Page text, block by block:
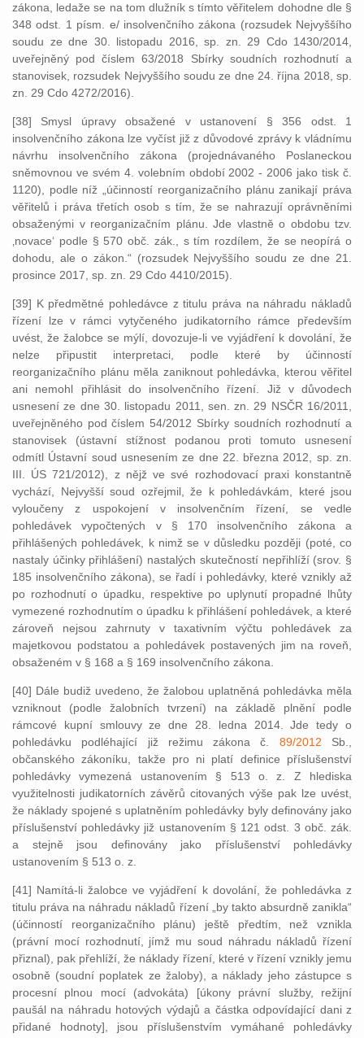
zákona, ledaže se na tom dlužník s tímto věřitelem dohodne dle §
348 odst. 1 písm. e/ insolvenčního zákona (rozsudek Nejvyššího
soudu ze dne 30. listopadu 2016, sp. zn. 29 Cdo 1430/2014,
uveřejněný pod číslem 63/2018 Sbírky soudních rozhodnutí a
stanovisek, rozsudek Nejvyššího soudu ze dne 24. října 2018, sp.
zn. 29 Cdo 4272/2016).
[38] Smysl úpravy obsažené v ustanovení § 356 odst. 1
insolvenčního zákona lze vyčíst již z důvodové zprávy k vládnímu
návrhu insolvenčního zákona (projednávaného Poslaneckou
sněmovnou ve svém 4. volebním období 2002 - 2006 jako tisk č.
1120), podle níž „účinností reorganizačního plánu zanikají práva
věřitelů i práva třetích osob s tím, že se nahrazují oprávněními
obsaženými v reorganizačním plánu. Jde vlastně o obdobu tzv.
‚novace‘ podle § 570 obč. zák., s tím rozdílem, že se neopírá o
dohodu, ale o zákon.“ (rozsudek Nejvyššího soudu ze dne 21.
prosince 2017, sp. zn. 29 Cdo 4410/2015).
[39] K předmětné pohledávce z titulu práva na náhradu nákladů
řízení lze v rámci vytyčeného judikatorního rámce především
uvést, že žalobce se mýlí, dovozuje-li ve vyjádření k dovolání, že
nelze připustit interpretaci, podle které by účinností
reorganizačního plánu měla zaniknout pohledávka, kterou věřitel
ani nemohl přihlásit do insolvenčního řízení. Již v důvodech
usnesení ze dne 30. listopadu 2011, sen. zn. 29 NSČR 16/2011,
uveřejněného pod číslem 54/2012 Sbírky soudních rozhodnutí a
stanovisek (ústavní stížnost podanou proti tomuto usnesení
odmítl Ústavní soud usnesením ze dne 22. března 2012, sp. zn.
III. ÚS 721/2012), z nějž ve své rozhodovací praxi konstantně
vychází, Nejvyšší soud ozřejmil, že k pohledávkám, které jsou
vyloučeny z uspokojení v insolvenčním řízení, se vedle
pohledávek vypočtených v § 170 insolvenčního zákona a
přihlášených pohledávek, k nimž se v důsledku později (poté, co
nastaly účinky přihlášení) nastalých skutečností nepřihlíží (srov. §
185 insolvenčního zákona), se řadí i pohledávky, které vznikly až
po rozhodnutí o úpadku, respektive po uplynutí propadné lhůty
vymezené rozhodnutím o úpadku k přihlášení pohledávek, a které
zároveň nejsou zahrnuty v taxativním výčtu pohledávek za
majetkovou podstatou a pohledávek postavených jim na roveň,
obsaženém v § 168 a § 169 insolvenčního zákona.
[40] Dále budiž uvedeno, že žalobou uplatněná pohledávka měla
vzniknout (podle žalobních tvrzení) na základě plnění podle
rámcové kupní smlouvy ze dne 28. ledna 2014. Jde tedy o
pohledávku podléhající již režimu zákona č. 89/2012 Sb.,
občanského zákoníku, takže pro ni platí definice příslušenství
pohledávky vymezená ustanovením § 513 o. z. Z hlediska
využitelnosti judikatorních závěrů citovaných výše pak lze uvést,
že náklady spojené s uplatněním pohledávky byly definovány jako
příslušenství pohledávky již ustanovením § 121 odst. 3 obč. zák.
a stejně jsou definovány jako příslušenství pohledávky
ustanovením § 513 o. z.
[41] Namítá-li žalobce ve vyjádření k dovolání, že pohledávka z
titulu práva na náhradu nákladů řízení „by takto absurdně zanikla“
(účinností reorganizačního plánu) ještě předtím, než vznikla
(právní mocí rozhodnutí, jímž mu soud náhradu nákladů řízení
přiznal), pak přehlíží, že náklady řízení, které v řízení vznikly jemu
osobně (soudní poplatek ze žaloby), a náklady jeho zástupce s
procesní plnou mocí (advokáta) [úkony právní služby, režijní
paušál na náhradu hotových výdajů a částka odpovídající dani z
přidané hodnoty], jsou příslušenstvím vymáhané pohledávky